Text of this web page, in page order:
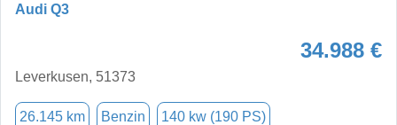
Audi Q3
34.988 €
Leverkusen, 51373
26.145 km Benzin 140 kw (190 PS)